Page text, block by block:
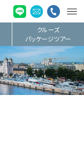
クルーズ
パッケージツアー